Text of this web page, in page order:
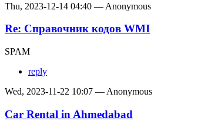
Thu, 2023-12-14 04:40 — Anonymous
Re: Справочник кодов WMI
SPAM
reply
Wed, 2023-11-22 10:07 — Anonymous
Car Rental in Ahmedabad